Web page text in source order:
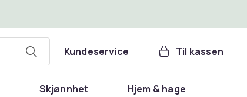
Kundeservice Til kassen
Skjønnhet Hjem & hage